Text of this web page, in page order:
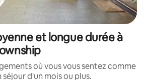
et longue durée à
où vous vous sentez comme
d'un mois ou plus.